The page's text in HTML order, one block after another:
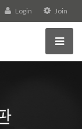
Login Join